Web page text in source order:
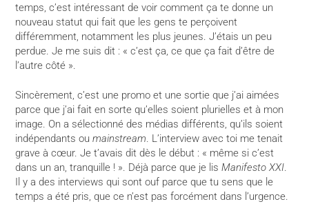
temps, c’est intéressant de voir comment ça te donne un
nouveau statut qui fait que les gens te perçoivent
différemment, notamment les plus jeunes. J’étais un peu
perdue. Je me suis dit : « c’est ça, ce que ça fait d’être de
l’autre côté ».
Sincèrement, c’est une promo et une sortie que j’ai aimées
parce que j’ai fait en sorte qu’elles soient plurielles et à mon
image. On a sélectionné des médias différents, qu’ils soient
indépendants oumainstream. L’interview avec toi me tenait
grave à cœur. Je t’avais dit dès le début : « même si c’est
dans un an, tranquille ! ». Déjà parce que je lisManifesto XXI.
Il y a des interviews qui sont ouf parce que tu sens que le
temps a été pris, que ce n’est pas forcément dans l’urgence.